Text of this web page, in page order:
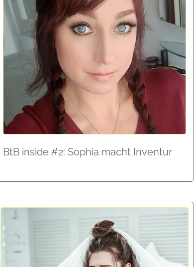
BtB inside #2: Sophia macht Inventur